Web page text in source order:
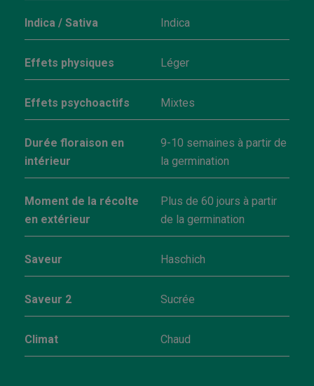
Indica / Sativa Indica
Effets physiques Léger
Effets psychoactifs Mixtes
Durée floraison en
intérieur
9-10 semaines à partir de
la germination
Moment de la récolte
en extérieur
Plus de 60 jours à partir
de la germination
Saveur Haschich
Saveur 2 Sucrée
Climat Chaud